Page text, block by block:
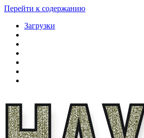
Перейти к содержанию
Загрузки